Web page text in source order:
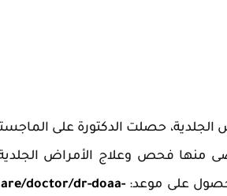
حصلت الدكتورة على
منها فحص وعلاج الأمراض
للحصول على موعد:doctor/dr-doaa-